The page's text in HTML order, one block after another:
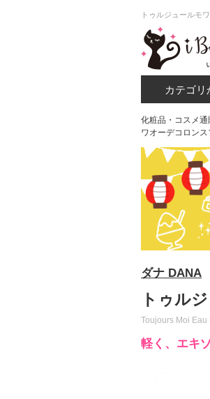
トゥルジュールモ
カテゴリ
化粧品・コスメ
ワオーデコロンス
ダナ DANA
トゥル
Toujours Moi
軽く、エキ